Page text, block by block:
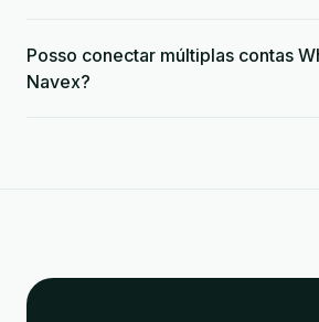
Posso conectar múltiplas contas
Navex?